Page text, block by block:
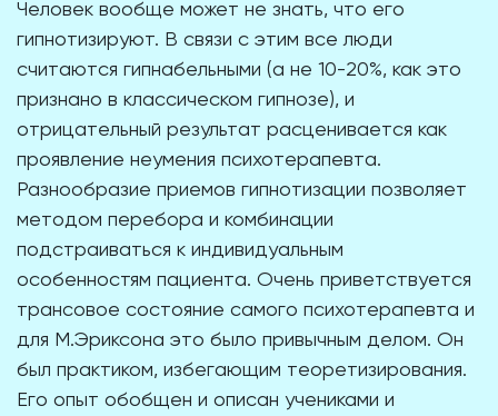
Человек вообще может не знать, что его
гипнотизируют. В связи с этим все люди
считаются гипнабельными (а не 10-20%, как это
признано в классическом гипнозе), и
отрицательный результат расценивается как
проявление неумения психотерапевта.
Разнообразие приемов гипнотизации позволяет
методом перебора и комбинации
подстраиваться к индивидуальным
особенностям пациента. Очень приветствуется
трансовое состояние самого психотерапевта и
для М.Эриксона это было привычным делом. Он
был практиком, избегающим теоретизирования.
Его опыт обобщен и описан учениками и